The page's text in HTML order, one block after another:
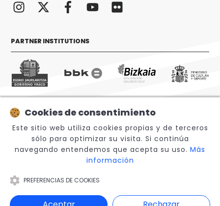
PARTNER INSTITUTIONS
© 2026 Sabino Arana Fundazioa
Legal Notice
Cookies de consentimiento
Este sitio web utiliza cookies propias y de terceros
sólo para optimizar su visita. Si continúa
navegando entendemos que acepta su uso. Más
información
PREFERENCIAS DE COOKIES